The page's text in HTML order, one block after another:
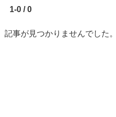
1-0 / 0
記事が見つかりませんでした。